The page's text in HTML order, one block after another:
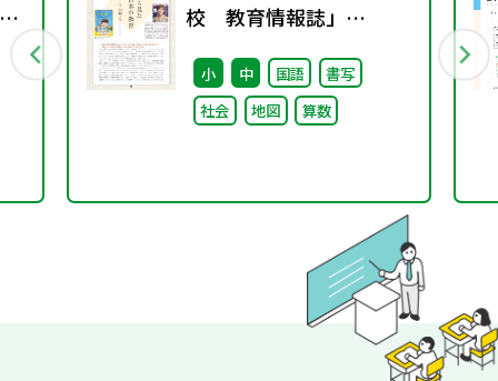
校 教育情報誌」
vol.76 2025年9月発行
小 中 国語
書写
社会
地図 算数